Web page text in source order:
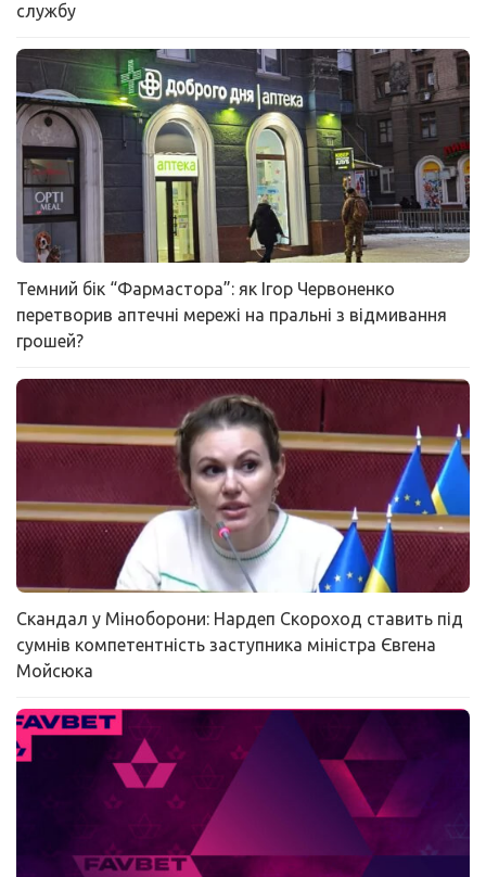
службу
Темний бік “Фармастора”: як Ігор Червоненко
перетворив аптечні мережі на пральні з відмивання
грошей?
Скандал у Міноборони: Нардеп Скороход ставить під
сумнів компетентність заступника міністра Євгена
Мойсюка